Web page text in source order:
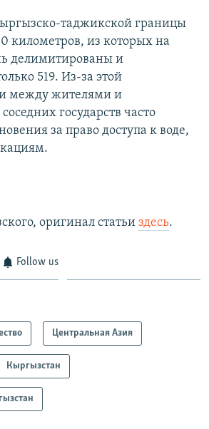
таджикской границы
километров, из которых на
делимитированы и
519. Из-за этой
между жителями и
государств часто
за право доступа к воде,
оригинал статьи здесь.
Follow us
Центральная Азия
Кыргызстан